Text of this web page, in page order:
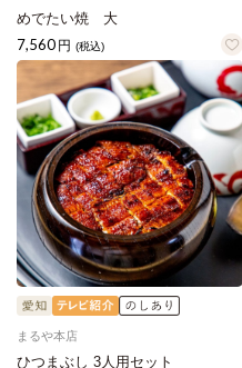
めでたい焼 大
7,560 円 (税込)
まるや本店
ひつまぶし 3人用セット